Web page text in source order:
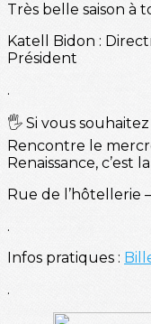
Très belle saison à
Katell Bidon :
Président
.
🖐️ Si vous
Rencontre le
Renaissance, c’est
Rue de l’hôtellerie
.
Infos pratiques :
.